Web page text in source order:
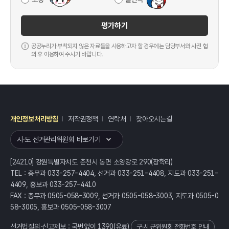
평가하기
공공누리가 부착되지 않은 자료들을 사용하고자 할 경우에는 담당부서와 사전 협
의 후 이용하여 주시기 바랍니다.
개인정보처리방침 저작권정책 연락처 찾아오시는길
시·도 선거관리위원회 바로가기
[24210] 강원특별자치도 춘천시 동면 소양강로 290(장학리)
TEL : 총무과 033-257-4404, 선거과 033-251-4408, 지도과 033-251-
4409, 홍보과 033-257-4410
FAX : 총무과 0505-058-3009, 선거과 0505-058-3003, 지도과 0505-0
58-3005, 홍보과 0505-058-3007
선거법질의·신고제보 : 국번없이 1390(유료) 구·시·군위원회 전화번호 안내